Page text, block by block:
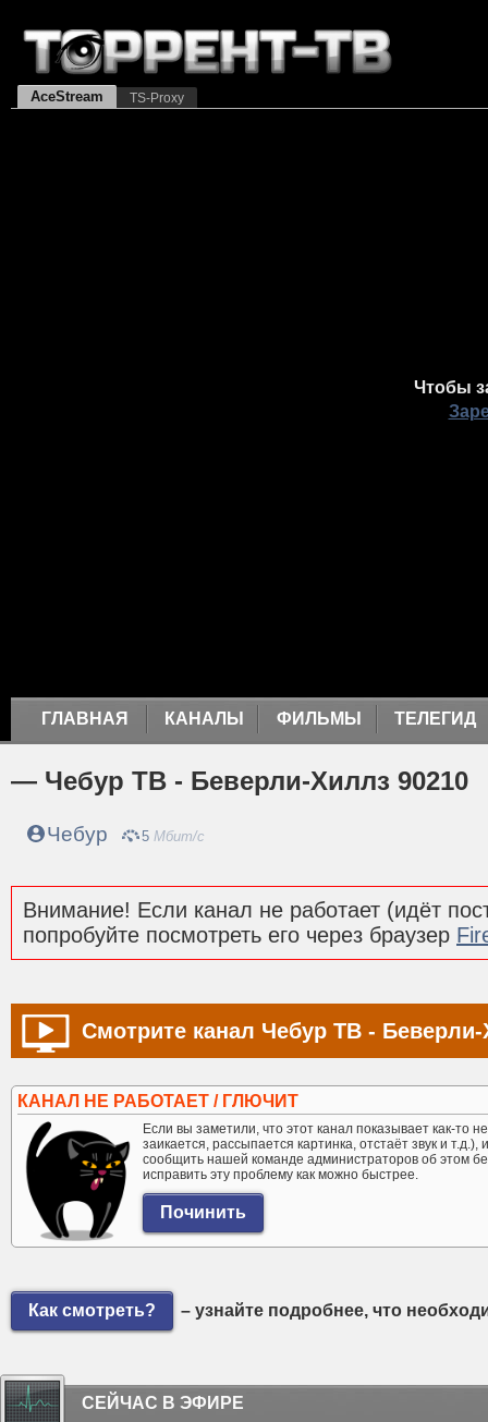
AceStream TS-Proxy
Чтобы
ГЛАВНАЯ КАНАЛЫ ФИЛЬМЫ ТЕЛЕГИД
— Чебур ТВ - Беверли-Хиллз 90210
Чебур 5 Мбит/с
Внимание! Если канал не работает (идёт
попробуйте посмотреть его через браузер
Смотрите канал Чебур ТВ - Беверли-
КАНАЛ НЕ РАБОТАЕТ / ГЛЮЧИТ
Если вы заметили, что этот канал показывает как-то
заикается, рассыпается картинка, отстаёт звук и
сообщить нашей команде администраторов об этом
исправить эту проблему как можно быстрее.
Как смотреть? – узнайте подробнее, что
СЕЙЧАС В ЭФИРЕ